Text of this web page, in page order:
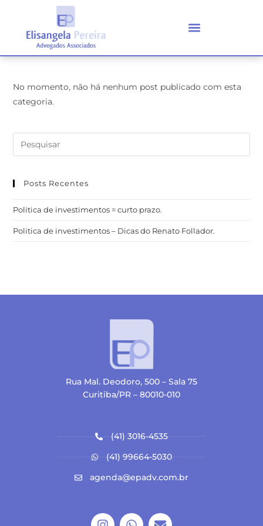
No momento, não há nenhum post publicado com esta
categoria.
Posts Recentes
Politica de investimentos = curto prazo.
Politica de investimentos – Dicas do Renato Follador.
Rua Mal. Deodoro, 500 – Sala 75
Curitiba/PR – 80010-010
(41) 3016-4535
(41) 99664-5030
agenda@epadv.com.br